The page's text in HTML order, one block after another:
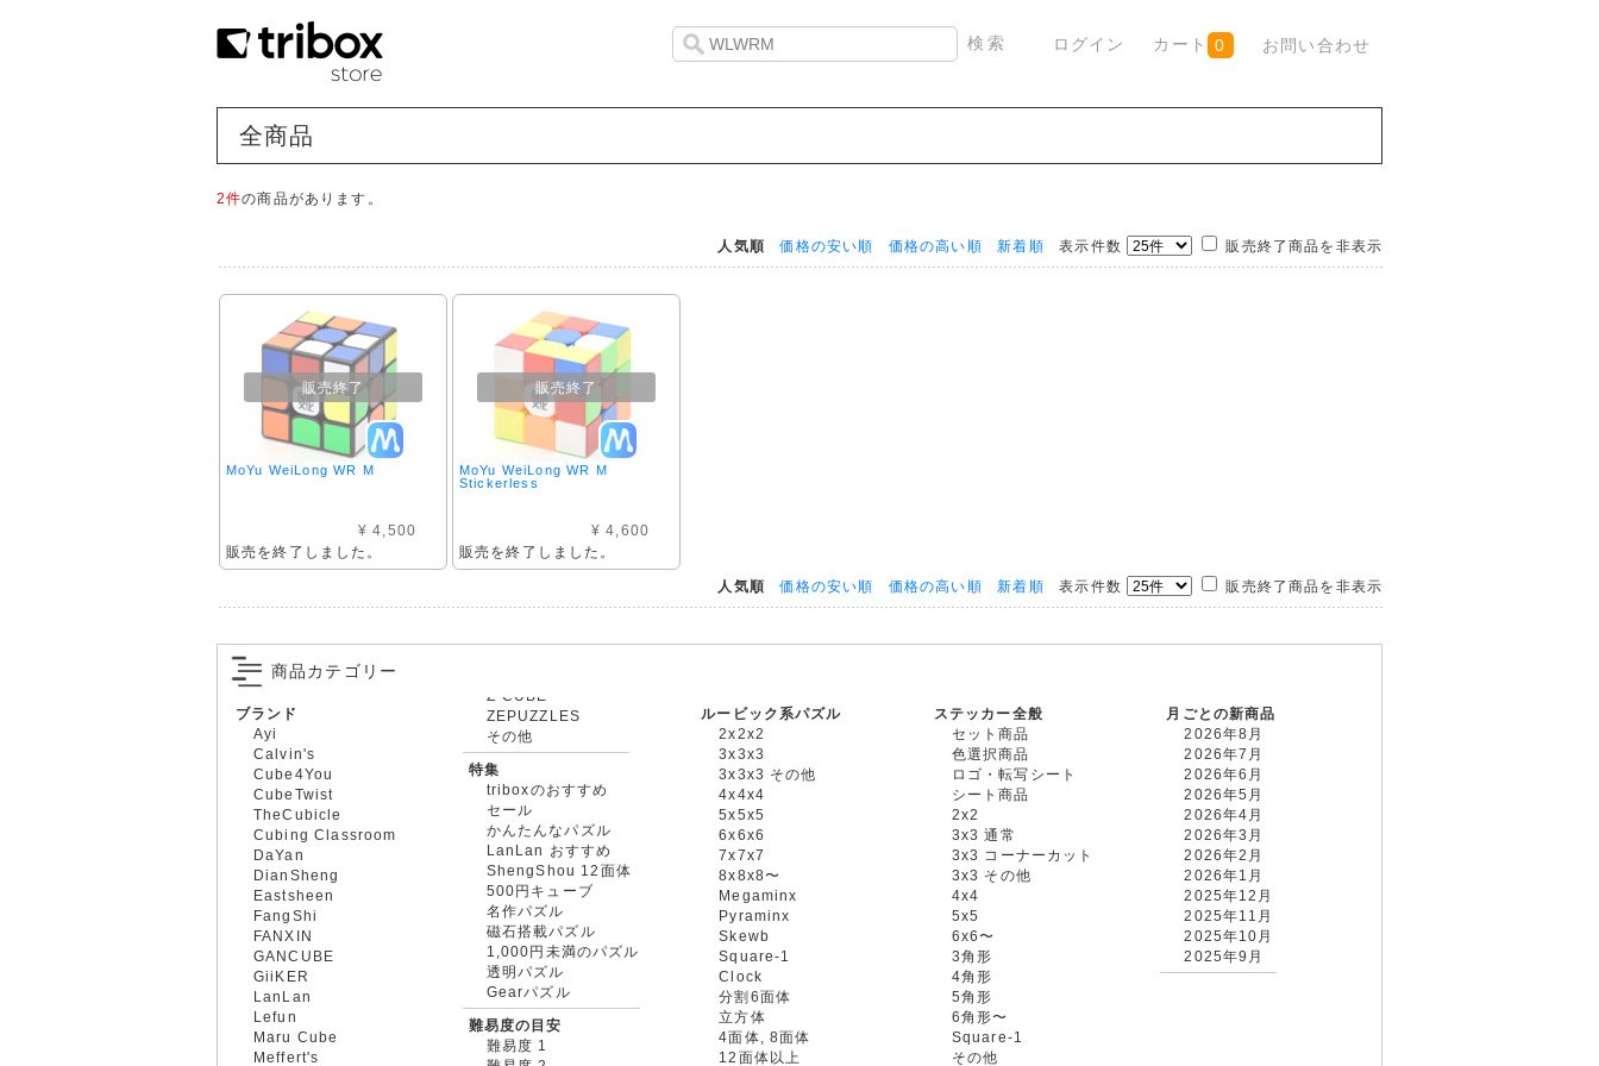
ログイン カート 0 お問い合わせ
全商品
2件の商品があります。
人気順 価格の安い順 価格の高い順 新着順 表示件数 販売終了商品を非表示
販売終了
MoYu WeiLong WR M
¥ 4,500
販売を終了しました。
販売終了
MoYu WeiLong WR M
Stickerless
¥ 4,600
販売を終了しました。
人気順 価格の安い順 価格の高い順 新着順 表示件数 販売終了商品を非表示
商品カテゴリー
ブランド
Ayi
Calvin's
Cube4You
CubeTwist
TheCubicle
Cubing Classroom
DaYan
DianSheng
Eastsheen
FangShi
FANXIN
GANCUBE
GiiKER
LanLan
Lefun
Maru Cube
Meffert's
ZEPUZZLES
その他
特集
triboxのおすすめ
セール
かんたんなパズル
LanLan おすすめ
ShengShou 12面体
500円キューブ
名作パズル
磁石搭載パズル
1,000円未満のパズル
透明パズル
Gearパズル
難易度の目安
難易度 1
ルービック系パズル
2x2x2
3x3x3
3x3x3 その他
4x4x4
5x5x5
6x6x6
7x7x7
8x8x8〜
Megaminx
Pyraminx
Skewb
Square-1
Clock
分割6面体
立方体
4面体, 8面体
12面体以上
ステッカー全般
セット商品
色選択商品
ロゴ・転写シート
シート商品
2x2
3x3 通常
3x3 コーナーカット
3x3 その他
4x4
5x5
6x6〜
3角形
4角形
5角形
6角形〜
Square-1
その他
月ごとの新商品
2026年8月
2026年7月
2026年6月
2026年5月
2026年4月
2026年3月
2026年2月
2026年1月
2025年12月
2025年11月
2025年10月
2025年9月